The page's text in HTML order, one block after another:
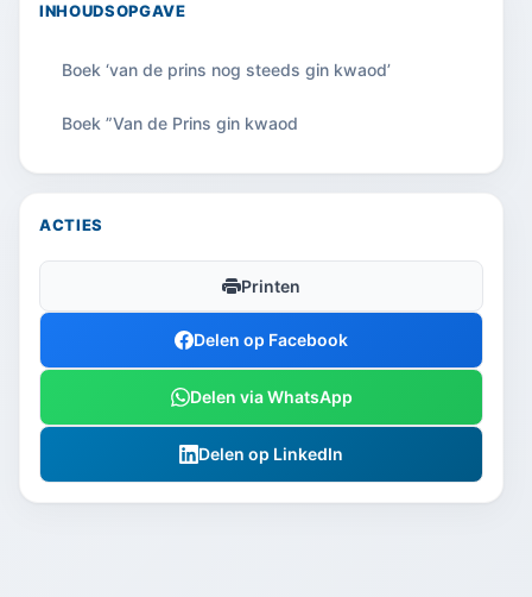
INHOUDSOPGAVE
Boek ‘van de prins nog steeds gin kwaod’
Boek ”Van de Prins gin kwaod
ACTIES
Printen
Delen op Facebook
Delen via WhatsApp
Delen op LinkedIn